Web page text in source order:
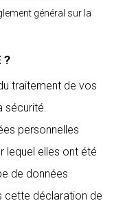
général sur la
?
traitement de vos
sécurité.
personnelles
lequel elles ont été
de données
cette déclaration de